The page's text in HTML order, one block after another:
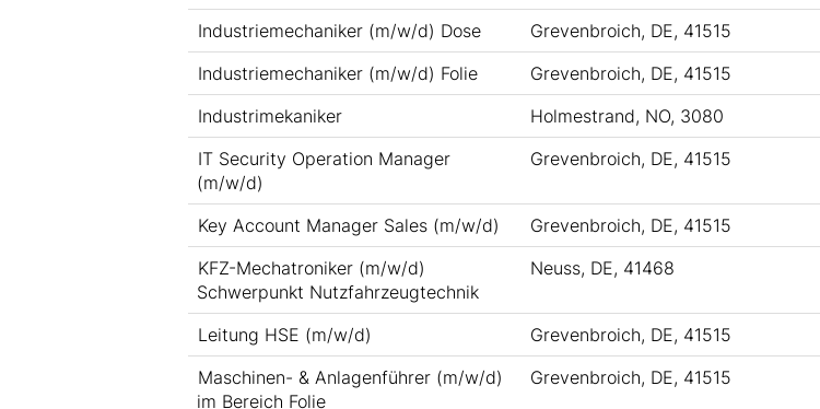
Industriemechaniker (m/w/d) Dose Grevenbroich, DE, 41515
Industriemechaniker (m/w/d) Folie
Grevenbroich, DE, 41515
Industrimekaniker
Holmestrand, NO, 3080
IT Security Operation Manager
(m/w/d)
Grevenbroich, DE, 41515
Key Account Manager Sales (m/w/d) Grevenbroich, DE, 41515
KFZ-Mechatroniker (m/w/d)
Schwerpunkt Nutzfahrzeugtechnik
Neuss, DE, 41468
Leitung HSE (m/w/d) Grevenbroich, DE, 41515
Maschinen- & Anlagenführer (m/w/d)
im Bereich Folie
Grevenbroich, DE, 41515